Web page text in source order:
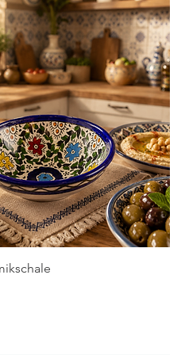
Quick View